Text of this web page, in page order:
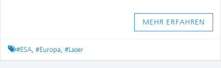
MEHR ERFAHREN
Tagged
#ESA, #Europa, #Laser